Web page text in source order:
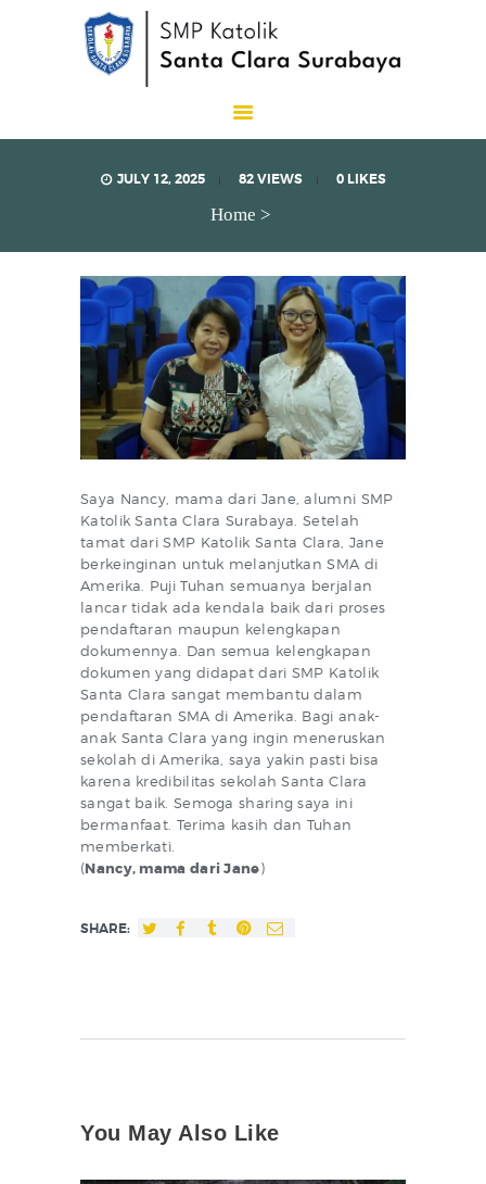
JULY 12, 2025 82 VIEWS 0 LIKES
Home
SMP Katolik Santa Clara
Saya Nancy, mama dari Jane, alumni SMP
Katolik Santa Clara Surabaya. Setelah
tamat dari SMP Katolik Santa Clara, Jane
berkeinginan untuk melanjutkan SMA di
Amerika. Puji Tuhan semuanya berjalan
lancar tidak ada kendala baik dari proses
pendaftaran maupun kelengkapan
dokumennya. Dan semua kelengkapan
dokumen yang didapat dari SMP Katolik
Santa Clara sangat membantu dalam
pendaftaran SMA di Amerika. Bagi anak-
anak Santa Clara yang ingin meneruskan
sekolah di Amerika, saya yakin pasti bisa
karena kredibilitas sekolah Santa Clara
sangat baik. Semoga sharing saya ini
bermanfaat. Terima kasih dan Tuhan
memberkati.
(Nancy, mama dari Jane)
SHARE:
You May Also Like